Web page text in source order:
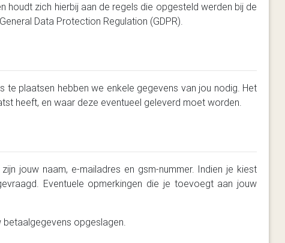
zich hierbij aan de regels die opgesteld werden bij de
Data Protection Regulation (GDPR).
te plaatsen hebben we enkele gegevens van jou nodig. Het
heeft, en waar deze eventueel geleverd moet worden.
jouw naam, e-mailadres en gsm-nummer. Indien je kiest
Eventuele opmerkingen die je toevoegt aan jouw
betaalgegevens opgeslagen.